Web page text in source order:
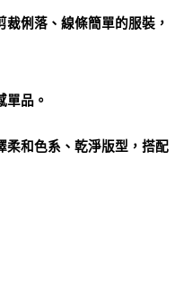
俐落、線條簡單的服裝，
單品。
柔和色系、乾淨版型，搭配